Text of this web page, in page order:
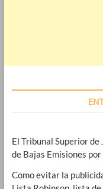
El Tribunal Superior
de Bajas Emisiones
Como evitar la